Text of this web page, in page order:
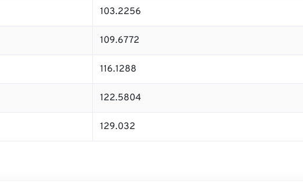
103.2256
109.6772
116.1288
122.5804
129.032